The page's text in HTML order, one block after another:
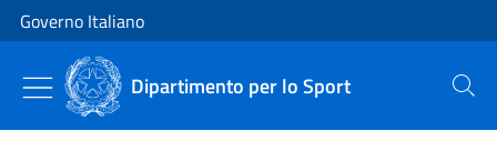
Vai al contenuto
Vai alla navigazione del sito
Governo Italiano
Dipartimento per lo Sport Cerca